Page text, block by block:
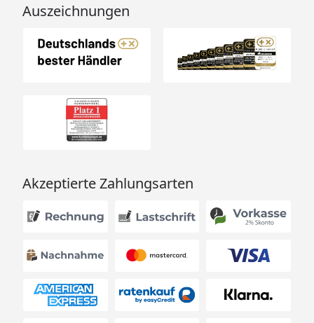
Auszeichnungen
Akzeptierte Zahlungsarten